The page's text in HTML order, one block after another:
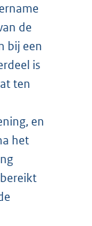
de
bij een
is
ten
en
het